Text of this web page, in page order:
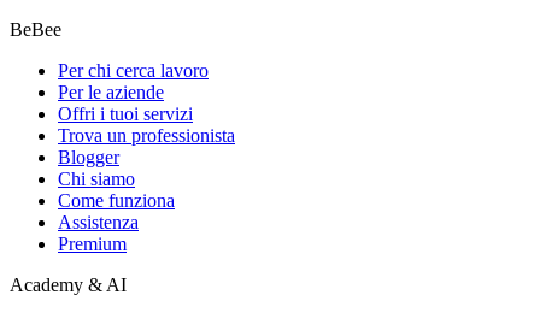
BeBee
Per chi cerca lavoro
Per le aziende
Offri i tuoi servizi
Trova un professionista
Blogger
Chi siamo
Come funziona
Assistenza
Premium
Academy & AI